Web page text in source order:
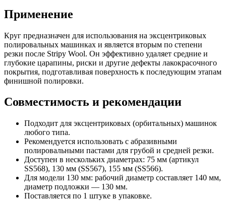
Применение
Круг предназначен для использования на эксцентриковых
полировальных машинках и является вторым по степени
резки после Stripy Wool. Он эффективно удаляет средние и
глубокие царапины, риски и другие дефекты лакокрасочного
покрытия, подготавливая поверхность к последующим этапам
финишной полировки.
Совместимость и рекомендации
Подходит для эксцентриковых (орбитальных) машинок
любого типа.
Рекомендуется использовать с абразивными
полировальными пастами для грубой и средней резки.
Доступен в нескольких диаметрах: 75 мм (артикул
SS568), 130 мм (SS567), 155 мм (SS566).
Для модели 130 мм: рабочий диаметр составляет 140 мм,
диаметр подложки — 130 мм.
Поставляется по 1 штуке в упаковке.